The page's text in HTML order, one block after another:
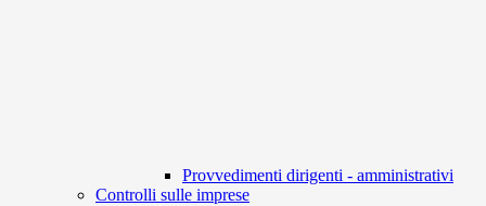
Provvedimenti dirigenti - amministrativi
Controlli sulle imprese